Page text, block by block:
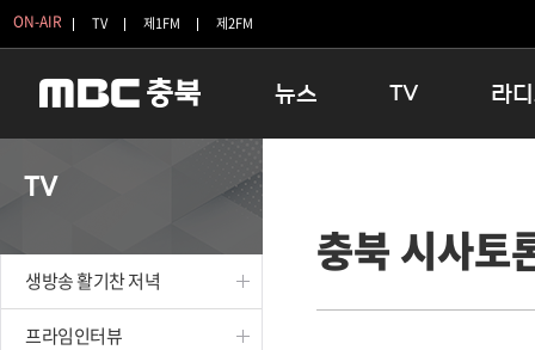
ON-AIR TV 제1FM 제2FM
뉴스 TV
인생내컷
테마기행 길
라
16:00
우리 고
TV
생방송 활기찬 저녁
프라임인터뷰
충북 시사토